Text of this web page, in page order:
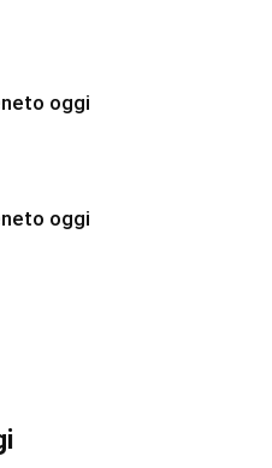
oggi
oggi